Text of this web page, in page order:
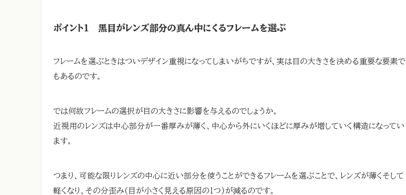
ポイント１ 黒目がレンズ部分の真ん中にくるフレームを選ぶ
フレームを選ぶときはついデザイン重視になってしまいがちですが、実は目の大きさを決める重要な要素で
もあるのです。
では何故フレームの選択が目の大きさに影響を与えるのでしょうか。
近視用のレンズは中心部分が一番厚みが薄く、中心から外にいくほどに厚みが増していく構造になってい
ます。
つまり、可能な限りレンズの中心に近い部分を使うことができるフレームを選ぶことで、レンズが薄くそして
軽くなり、その分歪み(目が小さく見える原因の１つ)が減るのです。